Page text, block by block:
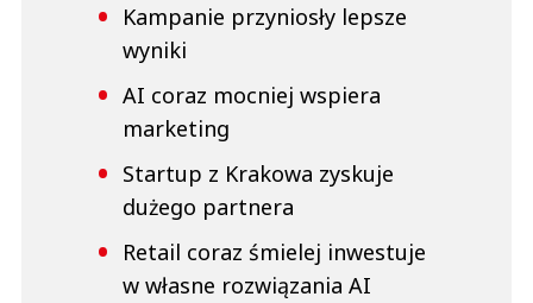
Kampanie przyniosły lepsze
wyniki
AI coraz mocniej wspiera
marketing
Startup z Krakowa zyskuje
dużego partnera
Retail coraz śmielej inwestuje
w własne rozwiązania AI